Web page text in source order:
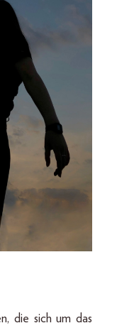
die sich um das